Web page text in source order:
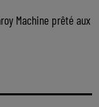
Machine prêté aux